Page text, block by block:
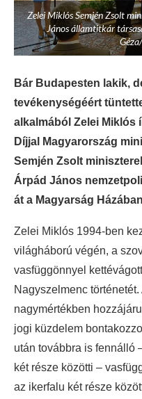
Zelei Miklós Semjén Zsolt
János államtitkár
Bár Budapesten lakik,
tevékenységéért
alkalmából Zelei Miklós
Díjjal Magyarország
Semjén Zsolt
Árpád János
át a Magyarság
Zelei Miklós 1994-ben
világháború végén, a
vasfüggönnyel
Nagyszelmenc
nagymértékben
jogi küzdelem
után továbbra is fennálló
két része közötti –
az ikerfalu két része